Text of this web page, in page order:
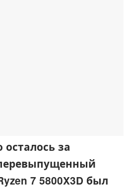
осталось за
7 5800X3D был